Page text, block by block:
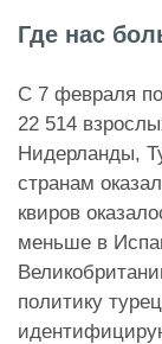
Где нас
С 7 февраля
22 514
Нидерланды,
странам
квиров
меньше в
политику